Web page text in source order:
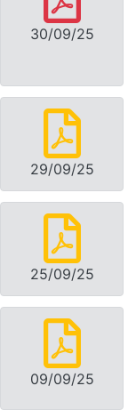
30/09/25
29/09/25
25/09/25
09/09/25